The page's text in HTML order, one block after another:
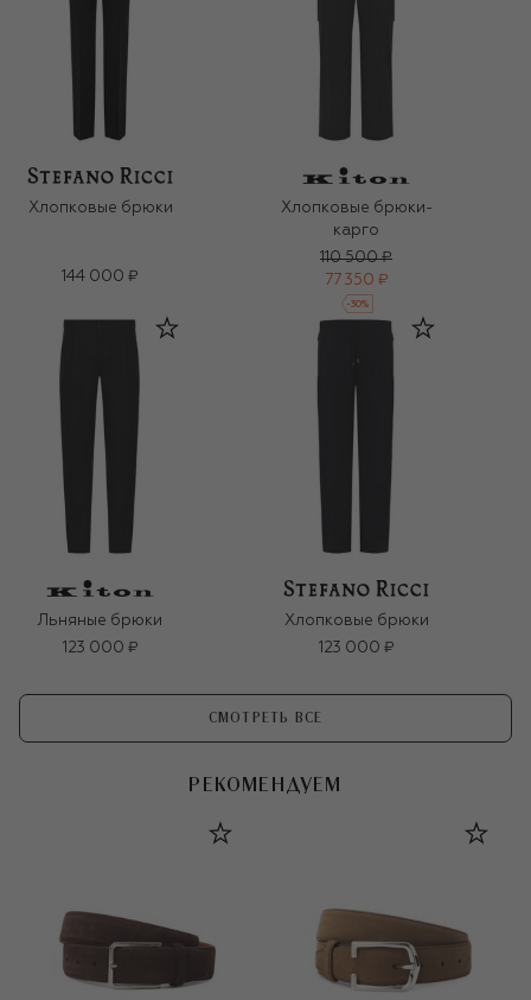
Хлопковые брюки
144 000 ₽
Хлопковые брюки-
карго
110 500 ₽
77 350 ₽
-30%
Льняные брюки
123 000 ₽
Хлопковые брюки
123 000 ₽
СМОТРЕТЬ ВСЕ
РЕКОМЕНДУЕМ